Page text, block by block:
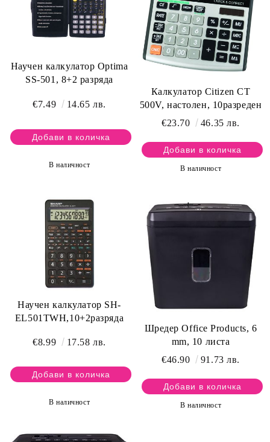
Научен калкулатор Optima
SS-501, 8+2 разряда
€7.49 14.65 лв.
В наличност
Калкулатор Citizen CT
500V, настолен, 10разреден
€23.70
46.35 лв.
В наличност
Научен калкулатор SH-
EL501TWH,10+2разряда
€8.99 17.58 лв.
В наличност
Шредер Office Products, 6
mm, 10 листа
€46.90
91.73 лв.
В наличност